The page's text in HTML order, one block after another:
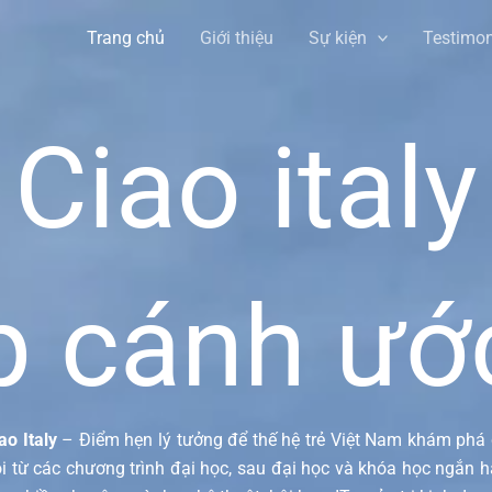
Trang chủ Giới thiệu Sự kiện
Ciao italy
cánh
Italy– Điểm hẹn lý tưởng để thế hệ trẻ Việt Nam khám phá
từ các chương trình đại học, sau đại học và khóa học ngắn